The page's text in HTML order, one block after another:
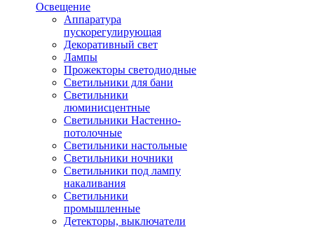
Освещение
Аппаратура
пускорегулирующая
Декоративный свет
Лампы
Прожекторы светодиодные
Светильники для бани
Светильники
люминисцентные
Светильники Настенно-
потолочные
Светильники настольные
Светильники ночники
Светильники под лампу
накаливания
Светильники
промышленные
Детекторы, выключатели